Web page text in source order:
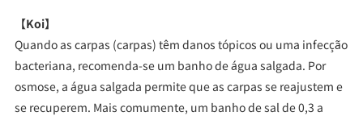
【Koi】
Quando as carpas (carpas) têm danos tópicos ou uma infecção
bacteriana, recomenda-se um banho de água salgada. Por
osmose, a água salgada permite que as carpas se reajustem e
se recuperem. Mais comumente, um banho de sal de 0,3 a